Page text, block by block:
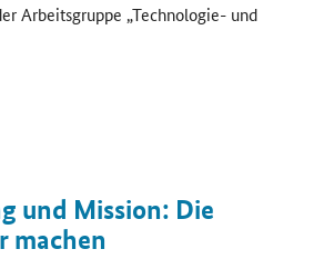
Arbeitsgruppe „Technologie- und
und Mission: Die
machen